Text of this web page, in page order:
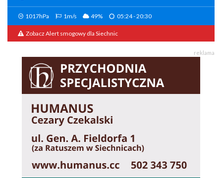
1017hPa 1m/s 49% 05:24 - 20:30
Zobacz Alert smogowy dla Siechnic
reklama